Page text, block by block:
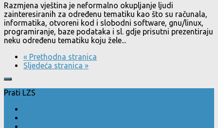
Razmjena vještina je neformalno okupljanje ljudi
zainteresiranih za određenu tematiku kao što su računala,
informatika, otvoreni kod i slobodni software, gnu/linux,
programiranje, baze podataka i sl. gdje prisutni prezentiraju
neku određenu tematiku koju žele...
« Prethodna stranica
Sljedeća stranica »
Prati LZS